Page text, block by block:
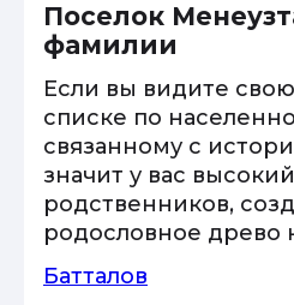
Поселок
фамилии
Если вы видите
списке по
связанному с
значит у вас
родственников,
родословное древо
Батталов